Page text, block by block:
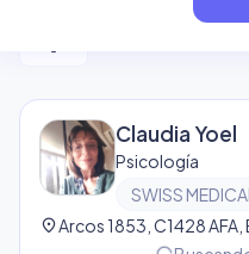
filter_alt
Claudia Yoel
Psicología
SWISS MEDICAL
location_onArcos 1853, C1428